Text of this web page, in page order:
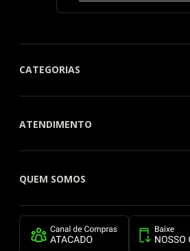
CATEGORIAS
ATENDIMENTO
QUEM SOMOS